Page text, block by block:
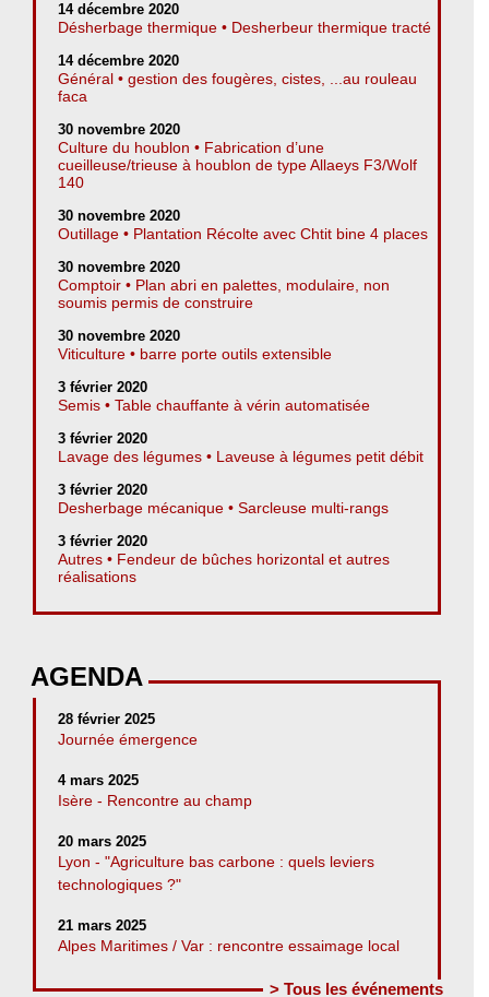
14 décembre 2020
Désherbage thermique • Desherbeur thermique tracté
14 décembre 2020
Général • gestion des fougères, cistes, ...au rouleau
faca
30 novembre 2020
Culture du houblon • Fabrication d’une
cueilleuse/trieuse à houblon de type Allaeys F3/Wolf
140
30 novembre 2020
Outillage • Plantation Récolte avec Chtit bine 4 places
30 novembre 2020
Comptoir • Plan abri en palettes, modulaire, non
soumis permis de construire
30 novembre 2020
Viticulture • barre porte outils extensible
3 février 2020
Semis • Table chauffante à vérin automatisée
3 février 2020
Lavage des légumes • Laveuse à légumes petit débit
3 février 2020
Desherbage mécanique • Sarcleuse multi-rangs
3 février 2020
Autres • Fendeur de bûches horizontal et autres
réalisations
AGENDA
28 février 2025
Journée émergence
4 mars 2025
Isère - Rencontre au champ
20 mars 2025
Lyon - "Agriculture bas carbone : quels leviers
technologiques ?"
21 mars 2025
Alpes Maritimes / Var : rencontre essaimage local
> Tous les événements